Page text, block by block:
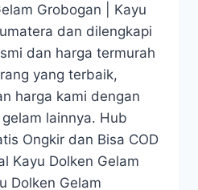
Grobogan | Kayu
dan dilengkapi
dan harga termurah
yang terbaik,
harga kami dengan
lainnya. Hub
Ongkir dan Bisa COD
Kayu Dolken Gelam
Dolken Gelam